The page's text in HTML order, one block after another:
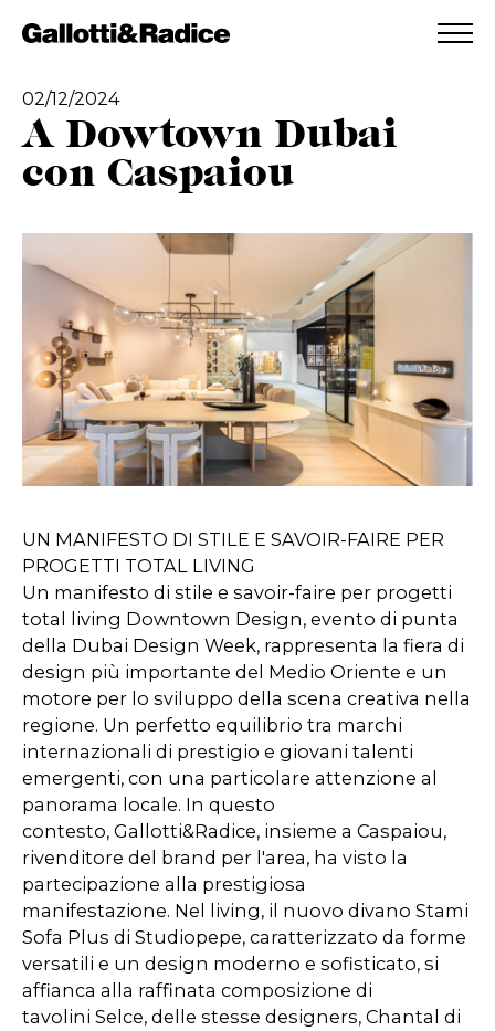
AGGIUNTO ALLA WISHLIST
02/12/2024
A Dowtown Dubai
con Caspaiou
UN MANIFESTO DI STILE E SAVOIR-FAIRE PER
PROGETTI TOTAL LIVING
Un manifesto di stile e savoir-faire per progetti
total living Downtown Design, evento di punta
della Dubai Design Week, rappresenta la fiera di
design più importante del Medio Oriente e un
motore per lo sviluppo della scena creativa nella
regione. Un perfetto equilibrio tra marchi
internazionali di prestigio e giovani talenti
emergenti, con una particolare attenzione al
panorama locale. In questo
contesto, Gallotti&Radice, insieme a Caspaiou,
rivenditore del brand per l'area, ha visto la
partecipazione alla prestigiosa
manifestazione. Nel living, il nuovo divano Stami
Sofa Plus di Studiopepe, caratterizzato da forme
versatili e un design moderno e sofisticato, si
affianca alla raffinata composizione di
tavolini Selce, delle stesse designers, Chantal di